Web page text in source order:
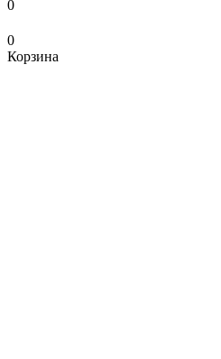
0
0
Корзина